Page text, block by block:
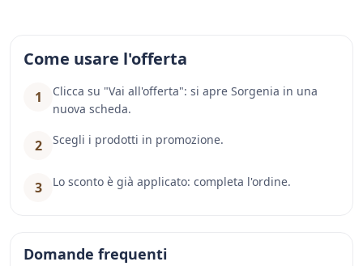
Come usare l'offerta
1
Clicca su "Vai all'offerta": si apre Sorgenia in una
nuova scheda.
2 Scegli i prodotti in promozione.
3 Lo sconto è già applicato: completa l'ordine.
Domande frequenti